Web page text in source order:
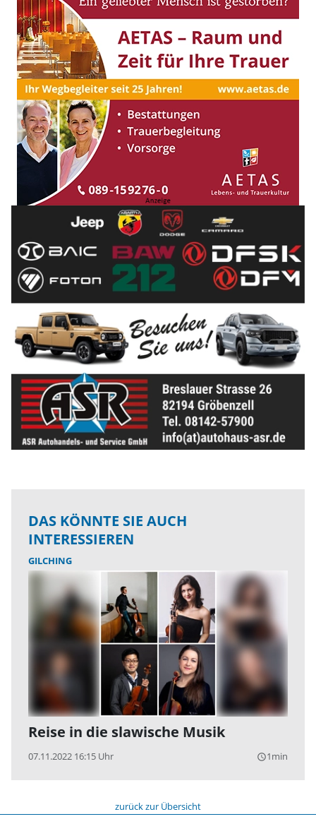
DAS KÖNNTE SIE AUCH
INTERESSIEREN
GILCHING
Reise in die slawische Musik
07.11.2022 16:15 Uhr query_builder1min
zurück zur Übersicht